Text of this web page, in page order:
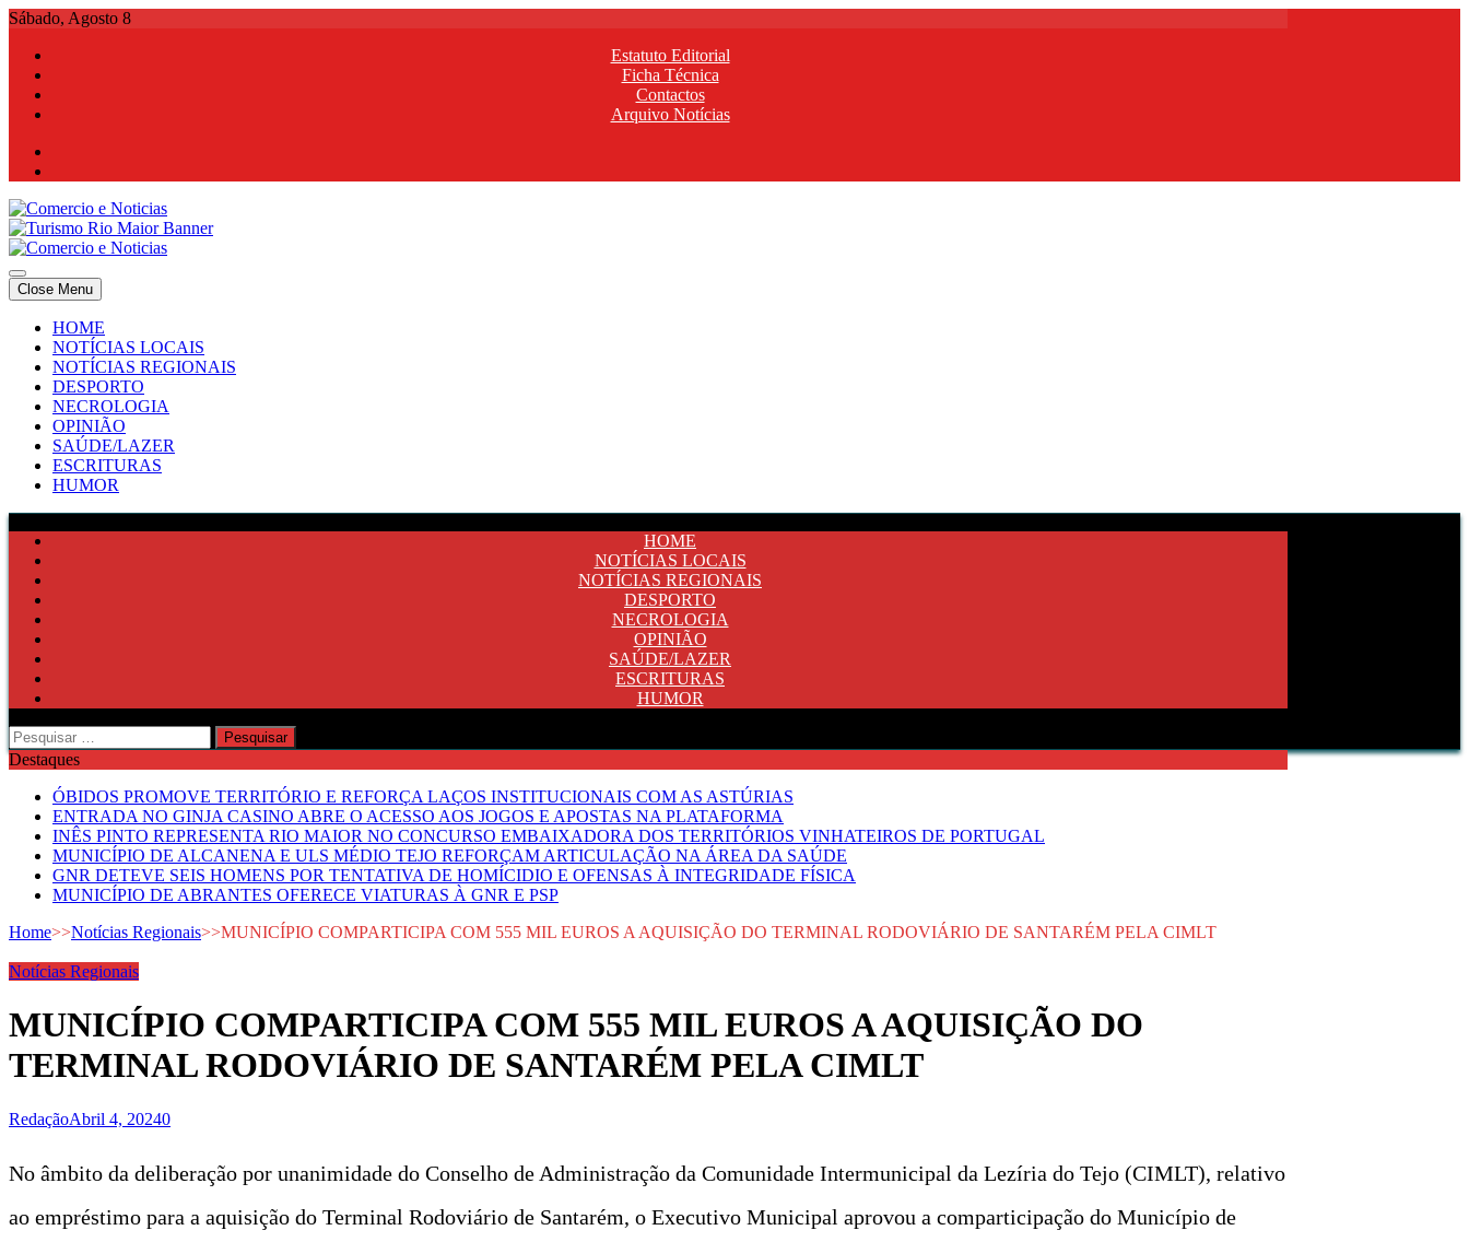
Skip
content
Sábado, Agosto 8
Estatuto Editorial
Ficha Técnica
Contactos
Arquivo Notícias
Comercio e Noticias
Notícias e Publicidade Online
Comercio e Noticias
Notícias e Publicidade Online
Close Menu
HOME
NOTÍCIAS LOCAIS
NOTÍCIAS REGIONAIS
DESPORTO
NECROLOGIA
OPINIÃO
SAÚDE/LAZER
ESCRITURAS
HUMOR
HOME
NOTÍCIAS LOCAIS
NOTÍCIAS REGIONAIS
DESPORTO
NECROLOGIA
OPINIÃO
SAÚDE/LAZER
ESCRITURAS
HUMOR
Pesquisar
por:
Destaques
ÓBIDOS PROMOVE TERRITÓRIO E REFORÇA LAÇOS INSTITUCIONAIS COM AS ASTÚRIAS
ENTRADA NO GINJA CASINO ABRE O ACESSO AOS JOGOS E APOSTAS NA PLATAFORMA
INÊS PINTO REPRESENTA RIO MAIOR NO CONCURSO EMBAIXADORA DOS TERRITÓRIOS VINHATEIROS DE PORTUGAL
MUNICÍPIO DE ALCANENA E ULS MÉDIO TEJO REFORÇAM ARTICULAÇÃO NA ÁREA DA SAÚDE
GNR DETEVE SEIS HOMENS POR TENTATIVA DE HOMÍCIDIO E OFENSAS À INTEGRIDADE FÍSICA
MUNICÍPIO DE ABRANTES OFERECE VIATURAS À GNR E PSP
Home>>Notícias Regionais>>MUNICÍPIO COMPARTICIPA COM 555 MIL EUROS A AQUISIÇÃO DO TERMINAL RODOVIÁRIO DE SANTARÉM PELA CIMLT
Notícias Regionais
MUNICÍPIO COMPARTICIPA COM 555 MIL EUROS A AQUISIÇÃO DO
TERMINAL RODOVIÁRIO DE SANTARÉM PELA CIMLT
RedaçãoAbril 4, 20240
No âmbito da deliberação por unanimidade do Conselho de Administração da Comunidade Intermunicipal da Lezíria do Tejo (CIMLT), relativo
ao empréstimo para a aquisição do Terminal Rodoviário de Santarém, o Executivo Municipal aprovou a comparticipação do Município de